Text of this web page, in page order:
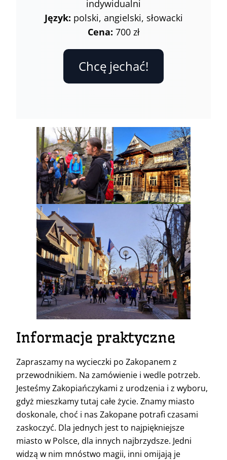
indywidualni
Język: polski, angielski, słowacki
Cena: 700 zł
Chcę jechać!
Informacje praktyczne
Zapraszamy na wycieczki po Zakopanem z
przewodnikiem. Na zamówienie i wedle potrzeb.
Jesteśmy Zakopiańczykami z urodzenia i z wyboru,
gdyż mieszkamy tutaj całe życie. Znamy miasto
doskonale, choć i nas Zakopane potrafi czasami
zaskoczyć. Dla jednych jest to najpiękniejsze
miasto w Polsce, dla innych najbrzydsze. Jedni
widzą w nim mnóstwo magii, inni omijają je